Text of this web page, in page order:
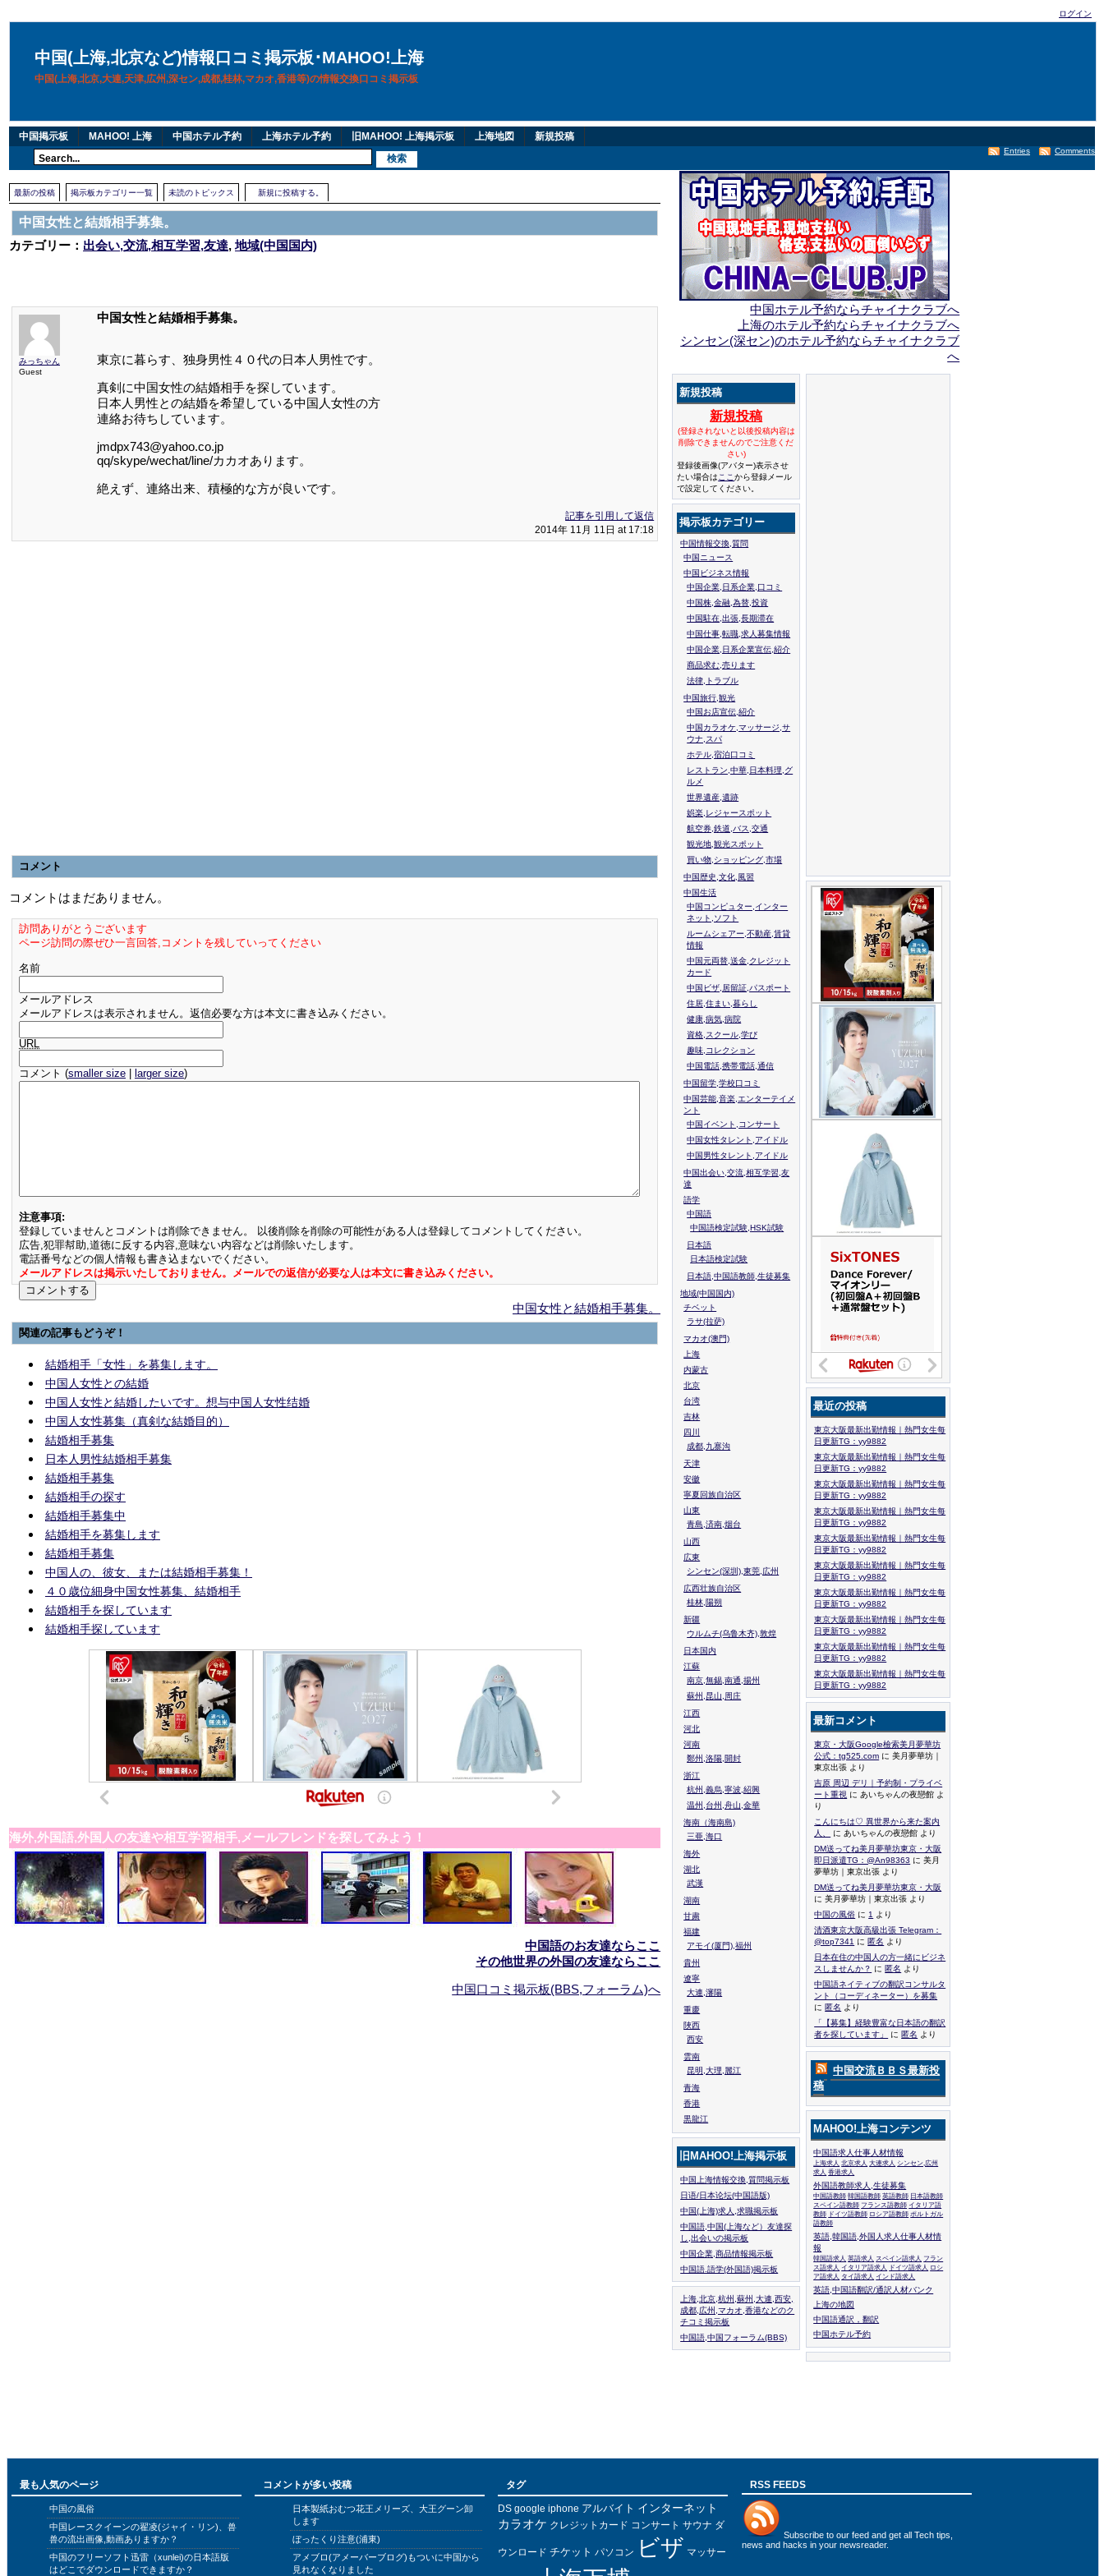
ログイン
中国(上海,北京など)情報口コミ掲示板･MAHOO!上海
中国(上海,北京,大連,天津,広州,深セン,成都,桂林,マカオ,香港等)の情報交換口コミ掲示板
中国掲示板 MAHOO! 上海 中国ホテル予約 上海ホテル予約 旧MAHOO! 上海掲示板 上海地図 新規投稿
Comments
Entries
最新の投稿 掲示板カテゴリー一覧 未読のトピックス 新規に投稿する。
中国女性と結婚相手募集。
カテゴリー： 出会い,交流,相互学習,友達,地域(中国国内)
みっちゃん
Guest
中国女性と結婚相手募集。
東京に暮らす、独身男性４０代の日本人男性です。
真剣に中国女性の結婚相手を探しています。
日本人男性との結婚を希望している中国人女性の方
連絡お待ちしています。
jmdpx743@yahoo.co.jp
qq/skype/wechat/line/カカオあります。
絶えず、連絡出来、積極的な方が良いです。
記事を引用して返信
2014年 11月 11日 at 17:18
コメント
コメントはまだありません。
訪問ありがとうございます
ページ訪問の際ぜひ一言回答,コメントを残していってください
名前
メールアドレス
メールアドレスは表示されません。返信必要な方は本文に書き込みください。
URL
コメント (smaller size larger size)
注意事項:
登録していませんとコメントは削除できません。 以後削除を削除の可能性がある人は登録してコメントしてください。
広告,犯罪幇助,道徳に反する内容,意味ない内容などは削除いたします。
電話番号などの個人情報も書き込まないでください。
メールアドレスは掲示いたしておりません。メールでの返信が必要な人は本文に書き込みください。
中国女性と結婚相手募集。
関連の記事もどうぞ！
結婚相手「女性」を募集します。
中国人女性との結婚
中国人女性と結婚したいです。想与中国人女性结婚
中国人女性募集（真剣な結婚目的）
結婚相手募集
日本人男性結婚相手募集
結婚相手募集
結婚相手の探す
結婚相手募集中
結婚相手を募集します
結婚相手募集
中国人の、彼女、または結婚相手募集！
４０歳位細身中国女性募集、結婚相手
結婚相手を探しています
結婚相手探しています
海外,外国語,外国人の友達や相互学習相手,メールフレンドを探してみよう！
中国語のお友達ならここ
その他世界の外国の友達ならここ
中国口コミ掲示板(BBS,フォーラム)へ
中国ホテル予約ならチャイナクラブへ
上海のホテル予約ならチャイナクラブへ
シンセン(深セン)のホテル予約ならチャイナクラブ
へ
新規投稿
新規投稿
(登録されないと以後投稿内容は
削除できませんのでご注意くだ
さい)
登録後画像(アバター)表示させ
たい場合は ここから登録メール
で設定してください。
掲示板カテゴリー
中国情報交換,質問
中国ニュース
中国ビジネス情報
中国企業,日系企業,口コミ
中国株,金融,為替,投資
中国駐在,出張,長期滞在
中国仕事,転職,求人募集情報
中国企業,日系企業宣伝,紹介
商品求む,売ります
法律,トラブル
中国旅行,観光
中国お店宣伝,紹介
中国カラオケ,マッサージ,サ
ウナ,スパ
ホテル,宿泊口コミ
レストラン,中華,日本料理,グ
ルメ
世界遺産,遺跡
娯楽,レジャースポット
航空券,鉄道,バス,交通
観光地,観光スポット
買い物,ショッピング,市場
中国歴史,文化,風習
中国生活
中国コンピュター,インター
ネット,ソフト
ルームシェアー,不動産,賃貸
情報
中国元両替,送金,クレジット
カード
中国ビザ,居留証,パスポート
住居,住まい,暮らし
健康,病気,病院
資格,スクール,学び
趣味,コレクション
中国電話,携帯電話,通信
中国留学,学校口コミ
中国芸能,音楽,エンターテイメ
ント
中国イベント,コンサート
中国女性タレント,アイドル
中国男性タレント,アイドル
中国出会い,交流,相互学習,友
達
語学
中国語
中国語検定試験,HSK試験
日本語
日本語検定試験
日本語,中国語教師,生徒募集
地域(中国国内)
チベット
ラサ(拉萨)
マカオ(澳門)
上海
内蒙古
北京
台湾
吉林
四川
成都,九寨沟
天津
安徽
寧夏回族自治区
山東
青島,済南,烟台
山西
広東
シンセン(深圳),東莞,広州
広西壮族自治区
桂林,陽朔
新疆
ウルムチ(乌鲁木齐),敦煌
日本国内
江蘇
南京,無錫,南通,揚州
蘇州,昆山,周庄
江西
河北
河南
鄭州,洛陽,開封
浙江
杭州,義烏,寧波,紹興
温州,台州,舟山,金華
海南（海南島)
三亜,海口
海外
湖北
武漢
湖南
甘粛
福建
アモイ(厦門),福州
貴州
遼寧
大連,瀋陽
重慶
陜西
西安
雲南
昆明,大理,麗江
青海
香港
黒龍江
旧MAHOO!上海掲示板
中国上海情報交換,質問掲示板
日语/日本论坛(中国語版)
中国(上海)求人,求職掲示板
中国語,中国(上海など）友達探
し,出会いの掲示板
中国企業,商品情報掲示板
中国語.語学(外国語)掲示板
上海,北京,杭州,蘇州,大連,西安,
成都,広州,マカオ,香港などのク
チコミ掲示板
中国語,中国フォーラム(BBS)
最近の投稿
東京大阪最新出勤情報｜熱門女生每
日更新TG：yy9882
東京大阪最新出勤情報｜熱門女生每
日更新TG：yy9882
東京大阪最新出勤情報｜熱門女生每
日更新TG：yy9882
東京大阪最新出勤情報｜熱門女生每
日更新TG：yy9882
東京大阪最新出勤情報｜熱門女生每
日更新TG：yy9882
東京大阪最新出勤情報｜熱門女生每
日更新TG：yy9882
東京大阪最新出勤情報｜熱門女生每
日更新TG：yy9882
東京大阪最新出勤情報｜熱門女生每
日更新TG：yy9882
東京大阪最新出勤情報｜熱門女生每
日更新TG：yy9882
東京大阪最新出勤情報｜熱門女生每
日更新TG：yy9882
最新コメント
東京・大阪Google檢索美月夢華坊
公式：tg525.com に 美月夢華坊｜
東京出張 より
吉原 周辺 デリ｜予約制・プライベ
ート重視 に あいちゃんの夜戀館 よ
り
こんにちは♡ 異世界から来た案内
人、
に あいちゃんの夜戀館 より
DM送ってね美月夢華坊東京・大阪
即日派遣TG：@An98363 に 美月
夢華坊｜東京出張 より
DM送ってね美月夢華坊東京・大阪
に 美月夢華坊｜東京出張 より
中国の風俗 に 1
より
清酒東京大阪高級出張 Telegram：
@top7341 に 匿名 より
日本在住の中国人の方一緒にビジネ
スしませんか？ に 匿名 より
中国語ネイティブの翻訳コンサルタ
ント（コーディネーター）を募集
に 匿名 より
「【募集】経験豊富な日本語の翻訳
者を探しています」
に 匿名 より
中国交流ＢＢＳ最新投
稿
MAHOO!上海コンテンツ
中国語求人仕事人材情報
上海求人 北京求人 大連求人 シンセン,広州
求人 香港求人
外国語教師求人,生徒募集
中国語教師 韓国語教師 英語教師 日本語教師
スペイン語教師 フランス語教師 イタリア語
教師 ドイツ語教師 ロシア語教師 ポルトガル
語教師
英語,韓国語,外国人求人仕事人材情
報
韓国語求人 英語求人 スペイン語求人 フラン
ス語求人 イタリア語求人 ドイツ語求人 ロシ
ア語求人 タイ語求人 インド語求人
英語,中国語翻訳/通訳人材バンク
上海の地図
中国語通訳，翻訳
中国ホテル予約
最も人気のページ
中国の風俗
中国レースクイーンの翟凌(ジャイ・リン)、兽
兽の流出画像,動画ありますか？
中国のフリーソフト迅雷（xunlei)の日本語版
はどこでダウンロードできますか？
コメントが多い投稿
日本製紙おむつ花王メリーズ、大王グーン卸
します
ぼったくり注意(浦東)
アメブロ(アメーバーブログ)もついに中国から
見れなくなりました
タグ
DS google iphone アルバイト インターネット
カラオケ クレジットカード コンサート サウナ ダ
ウンロード チケット パソコン ビザ マッサー
RSS FEEDS
Subscribe to our feed and get all Tech tips,
news and hacks in your newsreader.